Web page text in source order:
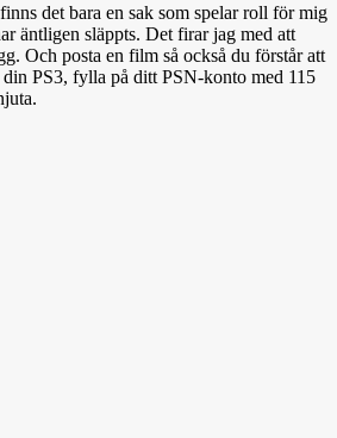
det bara en sak som spelar roll för mig
äntligen släppts. Det firar jag med att
Och posta en film så också du förstår att
din PS3, fylla på ditt PSN-konto med 115